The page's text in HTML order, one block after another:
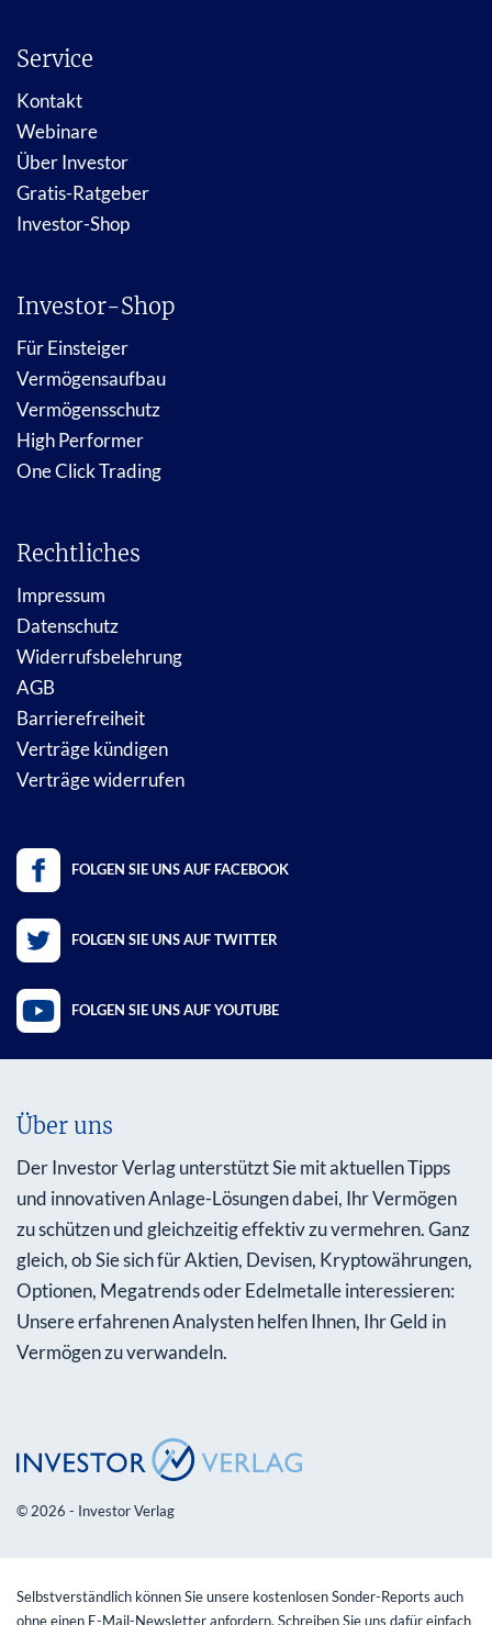
Service
Kontakt
Webinare
Über Investor
Gratis-Ratgeber
Investor-Shop
Investor-Shop
Für Einsteiger
Vermögensaufbau
Vermögensschutz
High Performer
One Click Trading
Rechtliches
Impressum
Datenschutz
Widerrufsbelehrung
AGB
Barrierefreiheit
Verträge kündigen
Verträge widerrufen
FOLGEN SIE UNS AUF FACEBOOK
FOLGEN SIE UNS AUF TWITTER
FOLGEN SIE UNS AUF YOUTUBE
Über uns
Der Investor Verlag unterstützt Sie mit aktuellen Tipps
und innovativen Anlage-Lösungen dabei, Ihr Vermögen
zu schützen und gleichzeitig effektiv zu vermehren. Ganz
gleich, ob Sie sich für Aktien, Devisen, Kryptowährungen,
Optionen, Megatrends oder Edelmetalle interessieren:
Unsere erfahrenen Analysten helfen Ihnen, Ihr Geld in
Vermögen zu verwandeln.
© 2026 - Investor Verlag
Selbstverständlich können Sie unsere kostenlosen Sonder-Reports auch
ohne einen E-Mail-Newsletter anfordern. Schreiben Sie uns dafür einfach